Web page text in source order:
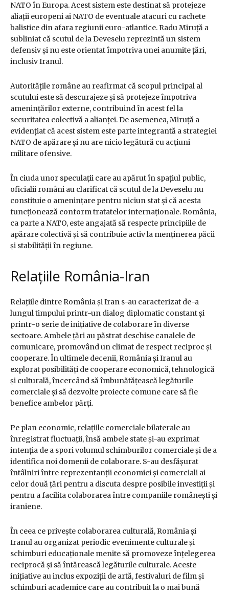
NATO în Europa. Acest sistem este destinat să protejeze
aliații europeni ai NATO de eventuale atacuri cu rachete
balistice din afara regiunii euro-atlantice. Radu Miruță a
subliniat că scutul de la Deveselu reprezintă un sistem
defensiv și nu este orientat împotriva unei anumite țări,
inclusiv Iranul.
Autoritățile române au reafirmat că scopul principal al
scutului este să descurajeze și să protejeze împotriva
amenințărilor externe, contribuind în acest fel la
securitatea colectivă a alianței. De asemenea, Miruță a
evidențiat că acest sistem este parte integrantă a strategiei
NATO de apărare și nu are nicio legătură cu acțiuni
militare ofensive.
În ciuda unor speculații care au apărut în spațiul public,
oficialii români au clarificat că scutul de la Deveselu nu
constituie o amenințare pentru niciun stat și că acesta
funcționează conform tratatelor internaționale. România,
ca parte a NATO, este angajată să respecte principiile de
apărare colectivă și să contribuie activ la menținerea păcii
și stabilității în regiune.
Relațiile România-Iran
Relațiile dintre România și Iran s-au caracterizat de-a
lungul timpului printr-un dialog diplomatic constant și
printr-o serie de inițiative de colaborare în diverse
sectoare. Ambele țări au păstrat deschise canalele de
comunicare, promovând un climat de respect reciproc și
cooperare. În ultimele decenii, România și Iranul au
explorat posibilități de cooperare economică, tehnologică
și culturală, încercând să îmbunătățească legăturile
comerciale și să dezvolte proiecte comune care să fie
benefice ambelor părți.
Pe plan economic, relațiile comerciale bilaterale au
înregistrat fluctuații, însă ambele state și-au exprimat
intenția de a spori volumul schimburilor comerciale și de a
identifica noi domenii de colaborare. S-au desfășurat
întâlniri între reprezentanții economici și comerciali ai
celor două țări pentru a discuta despre posibile investiții și
pentru a facilita colaborarea între companiile românești și
iraniene.
În ceea ce privește colaborarea culturală, România și
Iranul au organizat periodic evenimente culturale și
schimburi educaționale menite să promoveze înțelegerea
reciprocă și să întărească legăturile culturale. Aceste
inițiative au inclus expoziții de artă, festivaluri de film și
schimburi academice care au contribuit la o mai bună